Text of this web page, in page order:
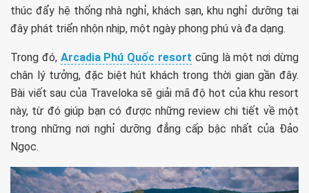
thúc đẩy hệ thống nhà nghỉ, khách sạn, khu nghỉ dưỡng tại
đây phát triển nhộn nhịp, một ngày phong phú và đa dạng.
Trong đó, Arcadia Phú Quốc resort cũng là một nơi dừng
chân lý tưởng, đặc biệt hút khách trong thời gian gần đây.
Bài viết sau của Traveloka sẽ giải mã độ hot của khu resort
này, từ đó giúp bạn có được những review chi tiết về một
trong những nơi nghỉ dưỡng đẳng cấp bậc nhất của Đảo
Ngọc.